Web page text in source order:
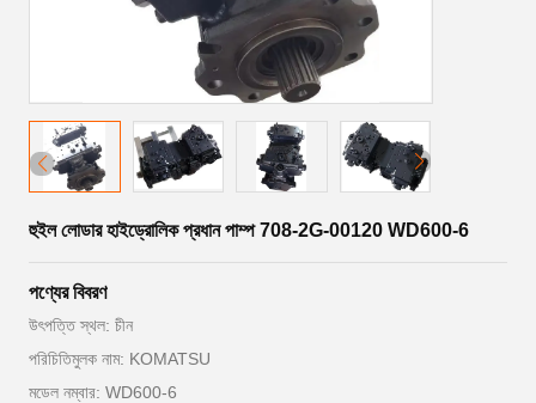
হুইল লোডার হাইড্রোলিক প্রধান পাম্প 708-2G-00120 WD600-6
পণ্যের বিবরণ
উৎপত্তি স্থল: চীন
পরিচিতিমুলক নাম: KOMATSU
মডেল নম্বার: WD600-6